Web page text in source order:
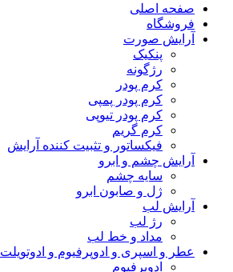
صفحه اصلی
فروشگاه
آرایش صورت
پنکیک
رژگونه
کرم پودر
کرم پودر پمپی
کرم پودر تیوپی
کرم گریم
فیکساتور و تثبیت کننده آرایش
آرایش چشم و ابرو
سایه چشم
ژل و صابون ابرو
آرایش لب
رژ لب
مداد و خط لب
عطر و اسپری و ادوپرفیوم و ادوتویلت
ادوپرفیوم